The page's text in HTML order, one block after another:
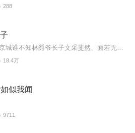
288
18.4万
似我闻
9711